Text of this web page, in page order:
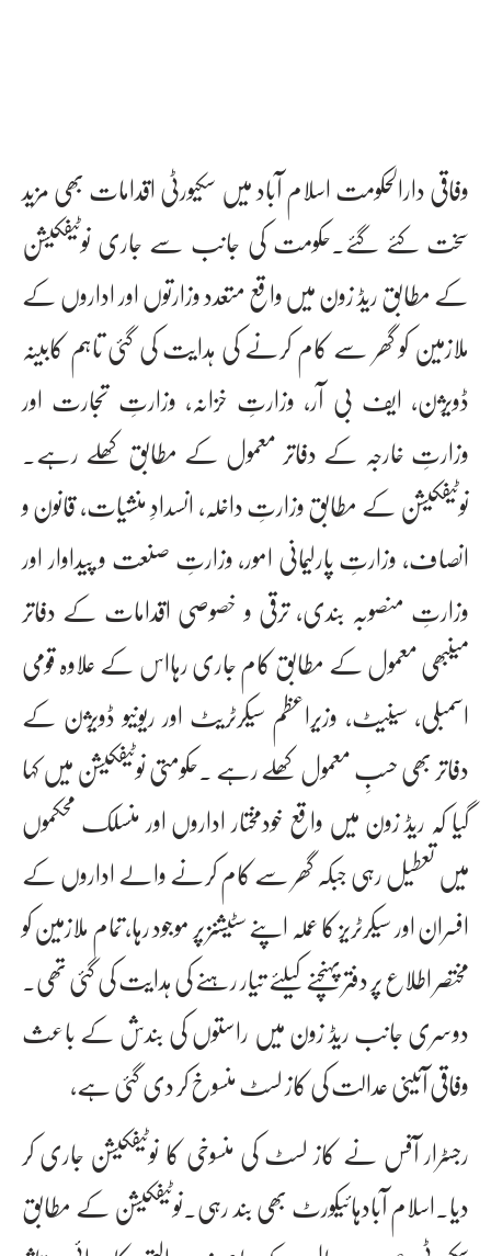
وفاقی دارالحکومت اسلام آباد میں سکیورٹی اقدامات بھی مزید
سخت کئے گئے۔حکومت کی جانب سے جاری نوٹیفکیشن
کے مطابق ریڈ زون میں واقع متعدد وزارتوں اور اداروں کے
ملازمین کو گھر سے کام کرنے کی ہدایت کی گئی تاہم کابینہ
ڈویژن، ایف بی آر، وزارتِ خزانہ، وزارتِ تجارت اور
وزارتِ خارجہ کے دفاتر معمول کے مطابق کھلے رہے۔
نوٹیفکیشن کے مطابق وزارتِ داخلہ، انسدادِ منشیات، قانون و
انصاف، وزارتِ پارلیمانی امور، وزارتِ صنعت و پیداوار اور
وزارتِ منصوبہ بندی، ترقی و خصوصی اقدامات کے دفاتر
میںبھی معمول کے مطابق کام جاری رہااس کے علاوہ قومی
اسمبلی، سینیٹ، وزیراعظم سیکرٹریٹ اور ریونیو ڈویژن کے
دفاتر بھی حسبِ معمول کھلے رہے ۔حکومتی نوٹیفکیشن میں کہا
گیا کہ ریڈ زون میں واقع خودمختار اداروں اور منسلک محکموں
میں تعطیل رہی جبکہ گھر سے کام کرنے والے اداروں کے
افسران اور سیکرٹریز کا عملہ اپنے سٹیشنز پر موجود رہا، تمام ملازمین کو
مختصر اطلاع پر دفتر پہنچنے کیلئے تیار رہنے کی ہدایت کی گئی تھی۔
دوسری جانب ریڈ زون میں راستوں کی بندش کے باعث
وفاقی آئینی عدالت کی کاز لسٹ منسوخ کر دی گئی ہے،
رجسٹرار آفس نے کاز لسٹ کی منسوخی کا نوٹیفکیشن جاری کر
دیا۔اسلام آبادہائیکورٹ بھی بند رہی۔نوٹیفکیشن کے مطابق